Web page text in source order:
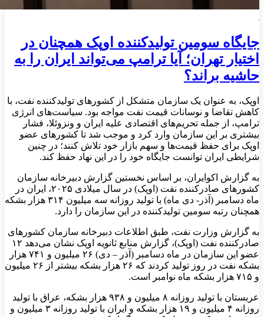
جایگاه سومین تولیدکننده اوپک همچنان در
اختیار تهران؛ آیا ترامپ می‌تواند ایران را به
حاشیه براند؟
اوپک، به عنوان یک سازمان متشکل از کشورهای تولیدکننده نفت، با
کاهش تقاضا و نوسانات قیمت نفت مواجه بود. سیاست‌های انرژی
ترامپ، از جمله تحریم‌های اقتصادی علیه ایران و ونزوئلا، فشار
بیشتری بر این سازمان وارد کرد و موجب شد تا کشورهای عضو
اوپک برای حفظ قیمت‌ها و سهم بازار خود تلاش کنند؛ در چنین
شرایطی ایران توانست جایگاه خود را در این نهاد حفظ کند.
به گزارش اکوایران، بر اساس نخستین گزارش دبیرخانه سازمان
کشورهای صادرکننده نفت (اوپک) در سال میلادی ۲۰۲۵، ایران در
ماه دسامبر (آذر- دی ماه) با تولید روزانه سه میلیون ۳۱۴ هزار بشکه
همچنان رتبه سومین تولیدکننده در این سازمان را دارد.
به گزارش وزارت نفت، طبق اطلاعات دبیرخانه سازمان کشورهای
صادرکننده نفت (اوپک)، گزارش منابع ثانویه اوپک نشان می‌دهد ۱۲
عضو این سازمان در ماه دسامبر (آذر – دی) ۲۶ میلیون و ۷۴۱ هزار
بشکه نفت در روز تولید کردند که ۲۶ هزار بشکه بیشتر از ۲۶ میلیون
و ۷۱۵ هزار بشکه ماه نوامبر است.
عربستان با تولید روزانه ۸ میلیون و ۹۳۸ هزار بشکه، عراق با تولید
روزانه ۴ میلیون و ۱۹ هزار بشکه و ایران با تولید روزانه ۳ میلیون و